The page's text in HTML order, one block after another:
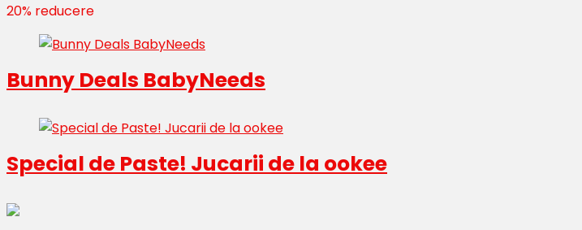
20% reducere
Bunny Deals BabyNeeds
Special de Paste! Jucarii de la ookee